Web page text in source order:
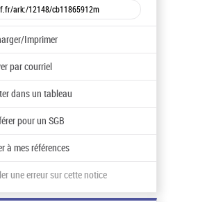
Imprimer
par courriel
dans un tableau
pour un SGB
à mes références
une erreur sur cette notice